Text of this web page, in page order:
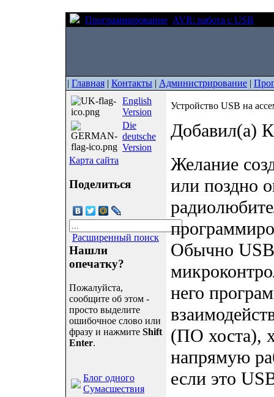
Программирование AVR: работа с USB
| Главная | Контакты | Администрирование |
English
Version
Die
deutsche
Version
Карта сайта
Поделиться
Расширенный поиск
Нашли
опечатку?
Пожалуйста,
сообщите об этом -
просто выделите
ошибочное слово или
фразу и нажмите Shift
Enter.
Блог одного
Сумасшествия
Устройство USB на
Добавил(а)
Желание
или поздно
Обычно
него
(ПО хоста),
напрямую
если это